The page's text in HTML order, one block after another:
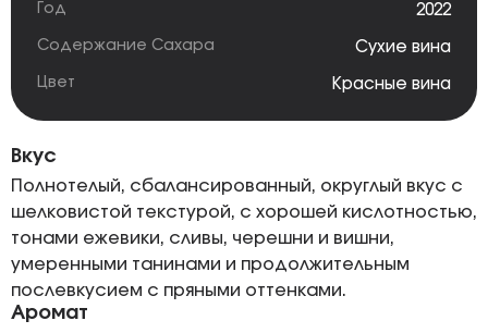
Год 2022
Содержание Сахара Сухие вина
Цвет Красные вина
Вкус
Полнотелый, сбалансированный, округлый вкус с
шелковистой текстурой, с хорошей кислотностью,
тонами ежевики, сливы, черешни и вишни,
умеренными танинами и продолжительным
послевкусием с пряными оттенками.
Аромат